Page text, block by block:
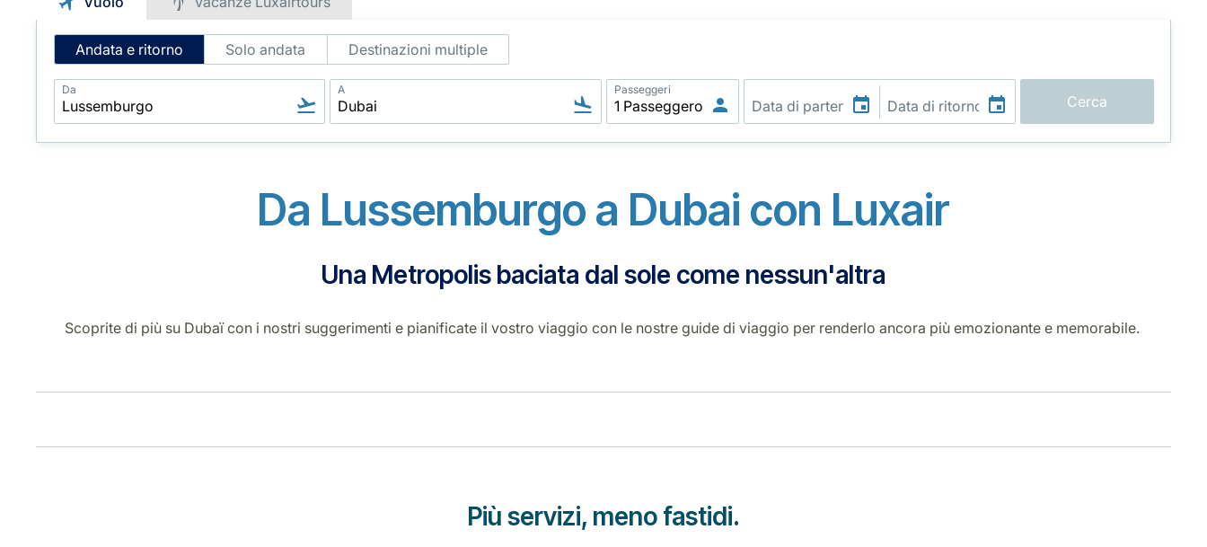
Intelligent
Flight
Search
Andata e ritorno Solo andata Destinazioni multiple
Da A Passeggeri
Cerca
Da Lussemburgo a Dubai con Luxair
Una Metropolis baciata dal sole come nessun'altra
Scoprite di più su Dubaï con i nostri suggerimenti e pianificate il vostro viaggio con le nostre guide di viaggio per renderlo ancora più emozionante e memorabile.
Più servizi, meno fastidi.